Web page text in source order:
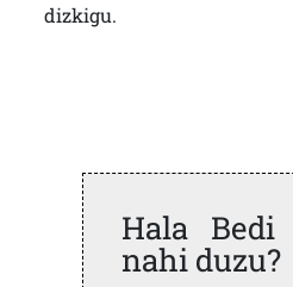
dizkigu.
Hala Bedi
nahi duzu?